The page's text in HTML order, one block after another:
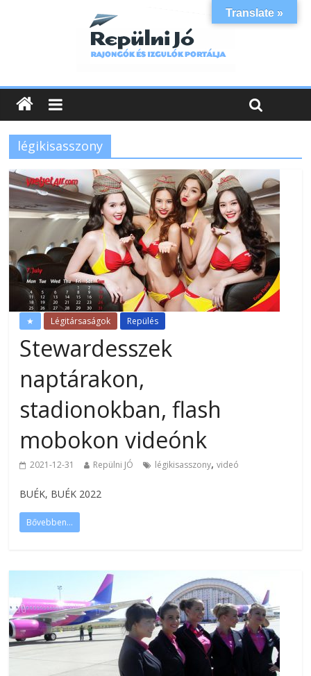
légikisasszony
★ Légitársaságok Repülés
Stewardesszek
naptárakon,
stadionokban, flash
mobokon videónk
2021-12-31 Repülni JÓ légikisasszony,videó
BUÉK, BUÉK 2022
Bővebben...
Translate »